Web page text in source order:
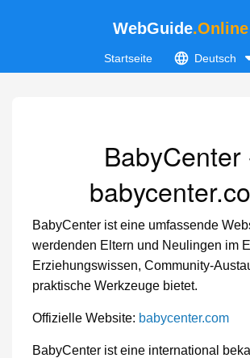
WebGuide.Online
Startseite Deutsch
BabyCenter
BabyCenter ist eine umfassende
werdenden Eltern und Neulingen im
Erziehungswissen, Community-
praktische Werkzeuge bietet.
Offizielle Website: babycenter.com
BabyCenter ist eine international